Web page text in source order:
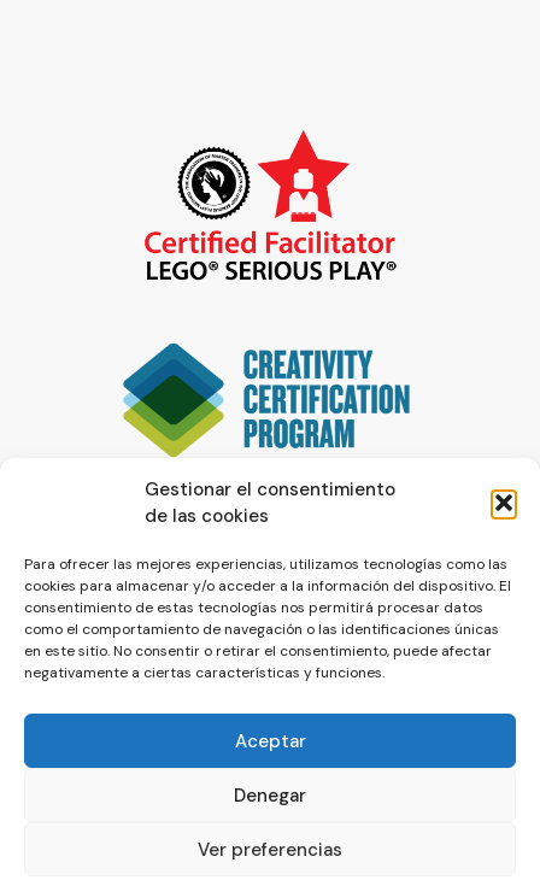
Gestionar el consentimiento
de las cookies
Para ofrecer las mejores experiencias, utilizamos tecnologías como las
cookies para almacenar y/o acceder a la información del dispositivo. El
consentimiento de estas tecnologías nos permitirá procesar datos
como el comportamiento de navegación o las identificaciones únicas
en este sitio. No consentir o retirar el consentimiento, puede afectar
negativamente a ciertas características y funciones.
Aceptar
Denegar
Ver preferencias
© La Servilleta - El Blog de Paco Prieto